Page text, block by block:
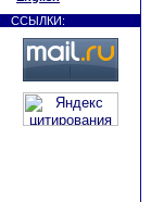
ССЫЛКИ: